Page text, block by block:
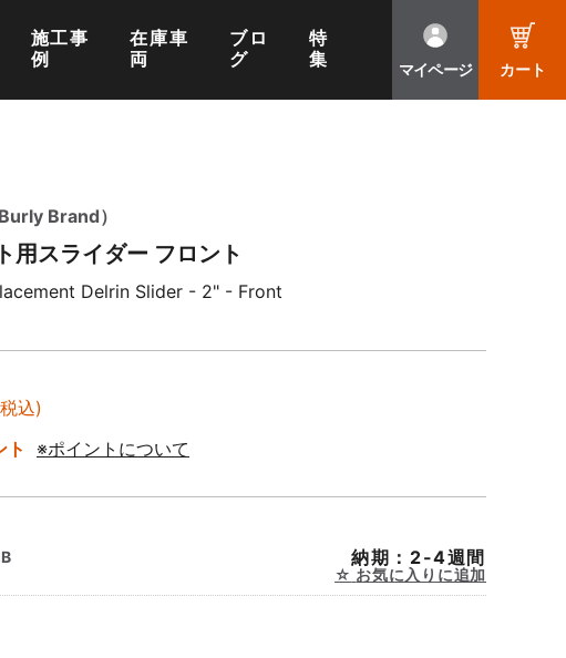
施工事
例
在庫車
両
ブロ
グ
特
集
マイページ カート
Brand）
用スライダー フロント
Delrin Slider - 2" - Front
込)
ト
※ポイントについて
納期：2-4週間
お気に入りに追加